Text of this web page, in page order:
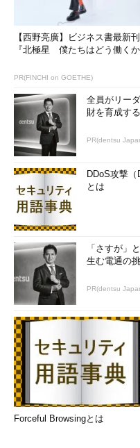
【西野亮廣】ビジネス書最新刊
『北極星 僕たちはどう働くか
PR(FINCHI on GOETHE)
全員がリー
財を育成する
PR(dentsu
DDoS攻撃
とは
「さすが」
生む電通の
PR(dentsu
Forceful Browsingとは